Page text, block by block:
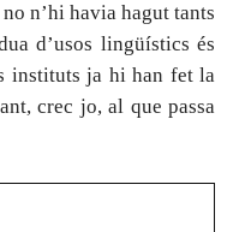
n’hi havia hagut tants
d’usos lingüístics és
instituts ja hi han fet la
crec jo, al que passa